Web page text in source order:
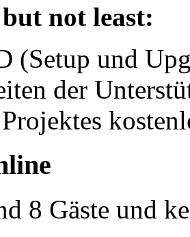
not least:
(Setup und
der
8 Gäste und